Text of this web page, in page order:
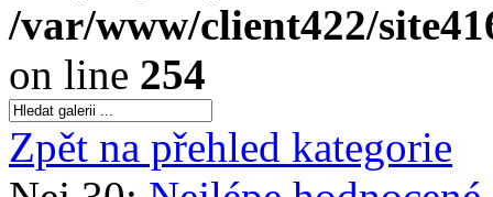
/var/www/client422/
on line 254
Zpět na přehled kategorie